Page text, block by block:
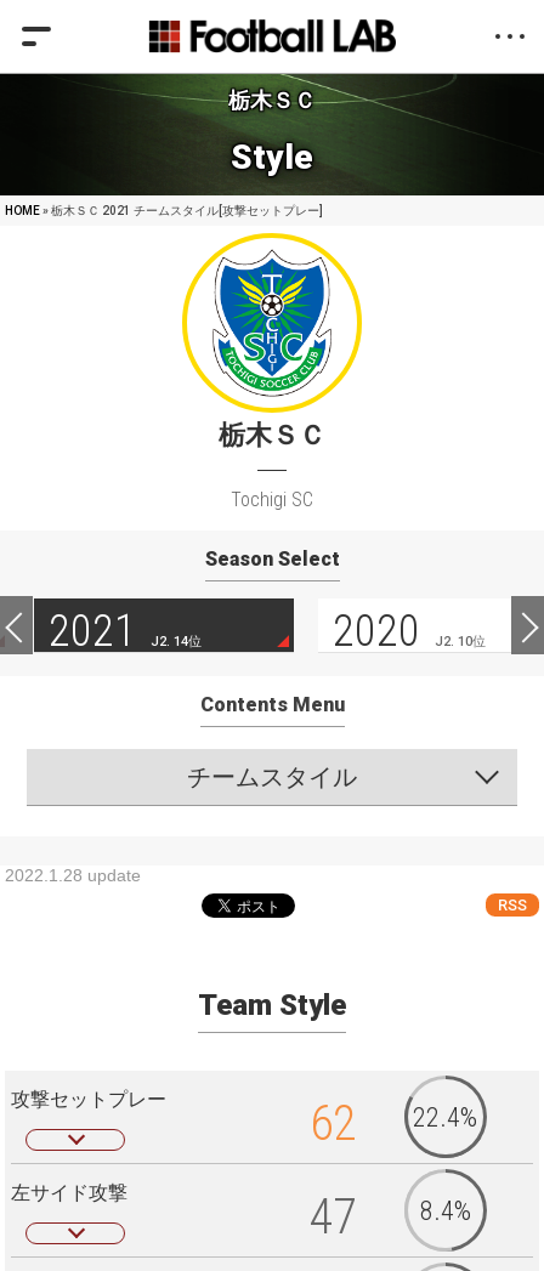
栃木ＳＣ
Style
HOME» 栃木ＳＣ 2021 チームスタイル[攻撃セットプレー]
栃木ＳＣ
Tochigi SC
Season Select
2021 J2. 14位 2020 J2. 10位
Contents Menu
チームスタイル
2022.1.28 update
RSS
Team Style
攻撃セットプレー 62 22.4%
左サイド攻撃 47 8.4%